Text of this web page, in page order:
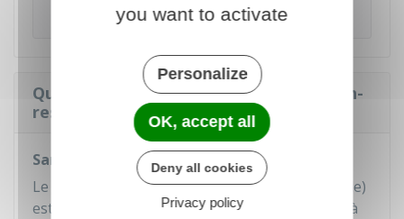
établissements de santé.
Quelles sont les sanctions en cas de non-
respect de l'interdiction de fumer ?
Sanctions contre le responsable des lieux
Le responsable des lieux (le cafetier par exemple)
est passible d'une amende pouvant aller jusqu'à
you want to activate
Personalize
OK, accept all
Deny all cookies
Privacy policy